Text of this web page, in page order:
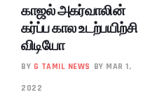
காஜல் அகர்வாலின்
கர்ப்ப கால உடற்பயிற்சி
விடியோ
BY G TAMIL NEWS BY MAR 1,
2022